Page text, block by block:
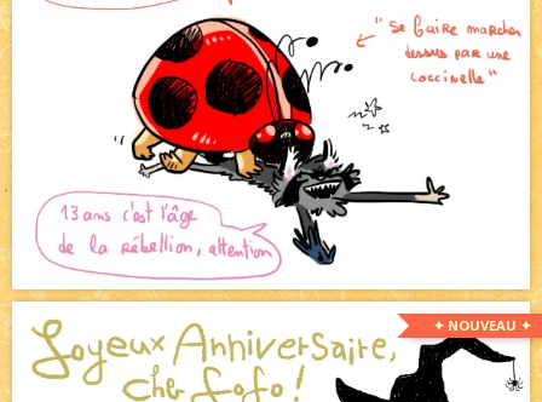
✦ NOUVEAU ✦